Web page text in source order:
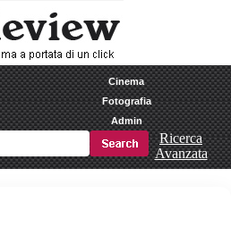
Cinema
Fotografia
Admin
Ricerca
Avanzata